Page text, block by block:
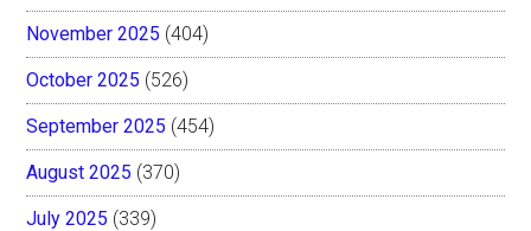
November 2025 (404)
October 2025 (526)
September 2025 (454)
August 2025 (370)
July 2025 (339)